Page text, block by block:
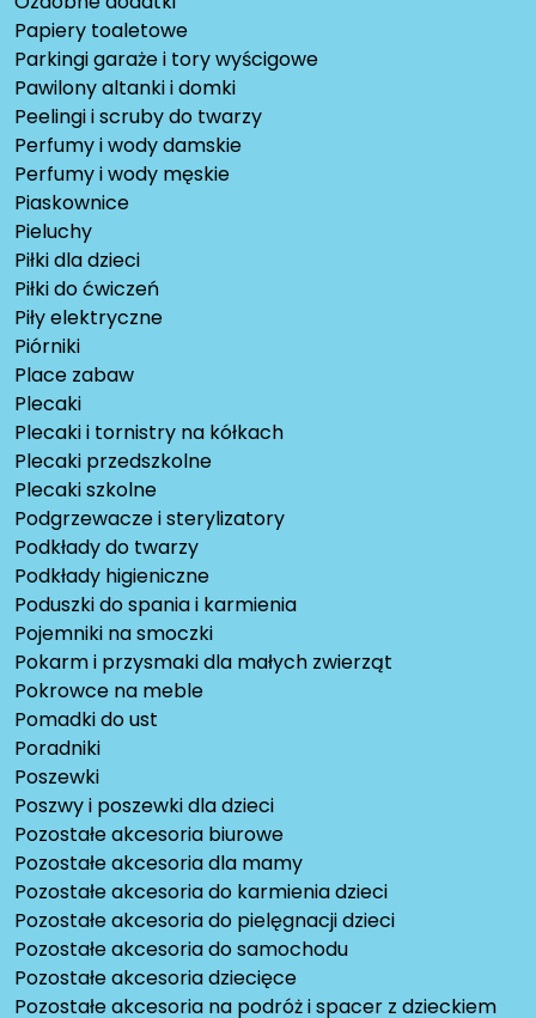
Papiery toaletowe
Parkingi garaże i tory wyścigowe
Pawilony altanki i domki
Peelingi i scruby do twarzy
Perfumy i wody damskie
Perfumy i wody męskie
Piaskownice
Pieluchy
Piłki dla dzieci
Piłki do ćwiczeń
Piły elektryczne
Piórniki
Place zabaw
Plecaki
Plecaki i tornistry na kółkach
Plecaki przedszkolne
Plecaki szkolne
Podgrzewacze i sterylizatory
Podkłady do twarzy
Podkłady higieniczne
Poduszki do spania i karmienia
Pojemniki na smoczki
Pokarm i przysmaki dla małych zwierząt
Pokrowce na meble
Pomadki do ust
Poradniki
Poszewki
Poszwy i poszewki dla dzieci
Pozostałe akcesoria biurowe
Pozostałe akcesoria dla mamy
Pozostałe akcesoria do karmienia dzieci
Pozostałe akcesoria do pielęgnacji dzieci
Pozostałe akcesoria do samochodu
Pozostałe akcesoria dziecięce
Pozostałe akcesoria na podróż i spacer z dzieckiem